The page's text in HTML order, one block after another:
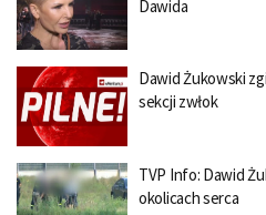
Dawida
Dawid Żukowski
sekcji zwłok
TVP Info: Dawid
okolicach serca